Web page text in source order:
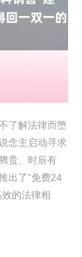
了解法律而堕
念主启动寻求
贵、时辰有
出了“免费24
的法律相